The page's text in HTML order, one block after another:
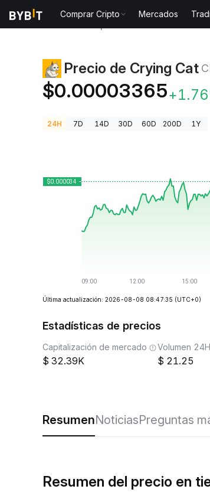
Comprar Cripto Mercados
Precio de Crying Cat
$0.00003365
24H 7D 14D 30D 60D 200D 1Y
Última actualización: 2026-08-08 08:47:35 (UTC+0)
Estadísticas de precios
Capitalización de mercado
32.39K
Volumen 24H
21.25
ResumenNoticiasPreguntas
Resumen del precio en